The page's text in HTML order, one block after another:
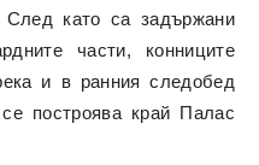
След като са задържани
части, конниците
и в ранния следобед
построява край Палас